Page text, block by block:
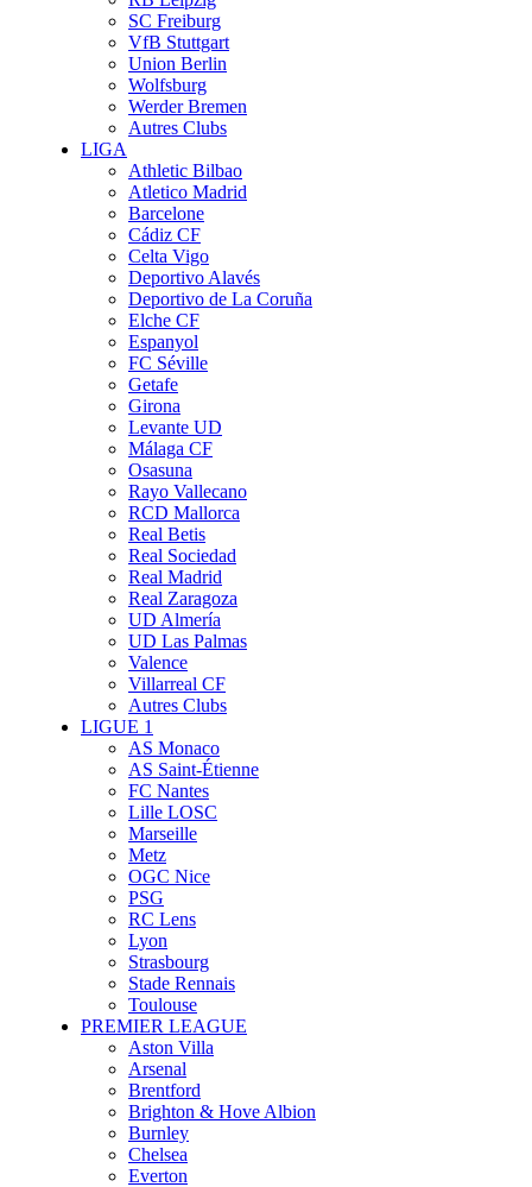
SC Freiburg
VfB Stuttgart
Union Berlin
Wolfsburg
Werder Bremen
Autres Clubs
LIGA
Athletic Bilbao
Atletico Madrid
Barcelone
Cádiz CF
Celta Vigo
Deportivo Alavés
Deportivo de La Coruña
Elche CF
Espanyol
FC Séville
Getafe
Girona
Levante UD
Málaga CF
Osasuna
Rayo Vallecano
RCD Mallorca
Real Betis
Real Sociedad
Real Madrid
Real Zaragoza
UD Almería
UD Las Palmas
Valence
Villarreal CF
Autres Clubs
LIGUE 1
AS Monaco
AS Saint-Étienne
FC Nantes
Lille LOSC
Marseille
Metz
OGC Nice
PSG
RC Lens
Lyon
Strasbourg
Stade Rennais
Toulouse
PREMIER LEAGUE
Aston Villa
Arsenal
Brentford
Brighton & Hove Albion
Burnley
Chelsea
Everton